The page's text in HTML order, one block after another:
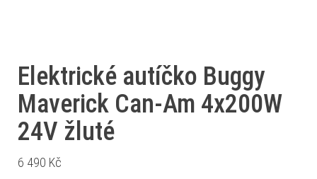
Elektrické autíčko Buggy
Maverick Can-Am 4x200W
24V žluté
6 490 Kč